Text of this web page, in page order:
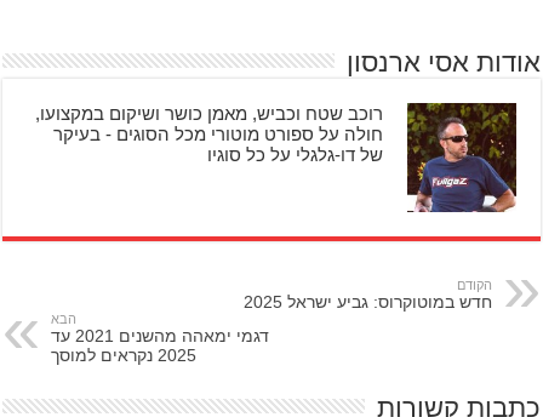
אודות אסי ארנסון
רוכב שטח וכביש, מאמן כושר ושיקום במקצועו,
חולה על ספורט מוטורי מכל הסוגים - בעיקר
של דו-גלגלי על כל סוגיו
הקודם
חדש במוטוקרוס: גביע ישראל 2025
הבא
דגמי ימאהה מהשנים 2021 עד
2025 נקראים למוסך
כתבות קשורות